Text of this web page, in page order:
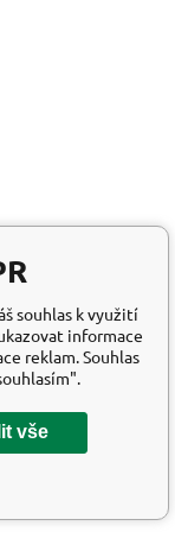
souhlas k využití
informace
reklam. Souhlas
vše